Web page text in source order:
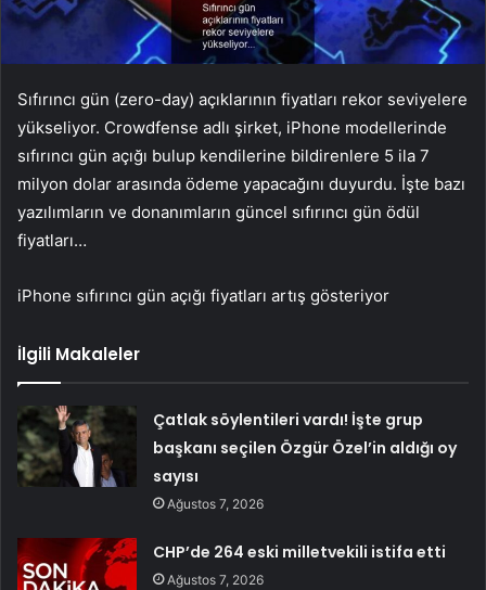
Sıfırıncı gün (zero-day) açıklarının fiyatları rekor seviyelere
yükseliyor. Crowdfense adlı şirket, iPhone modellerinde
sıfırıncı gün açığı bulup kendilerine bildirenlere 5 ila 7
milyon dolar arasında ödeme yapacağını duyurdu. İşte bazı
yazılımların ve donanımların güncel sıfırıncı gün ödül
fiyatları…
iPhone sıfırıncı gün açığı fiyatları artış gösteriyor
İlgili Makaleler
Çatlak söylentileri vardı! İşte grup
başkanı seçilen Özgür Özel’in aldığı oy
sayısı
Ağustos 7, 2026
CHP’de 264 eski milletvekili istifa etti
Ağustos 7, 2026